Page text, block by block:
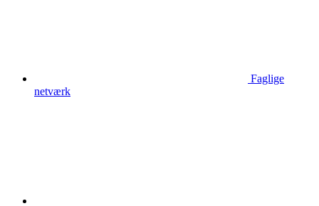
Faglige
netværk